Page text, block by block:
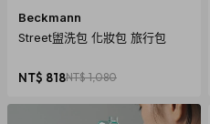
Beckmann
Street盥洗包 化妝包 旅行包
NT$ 818NT$ 1,080